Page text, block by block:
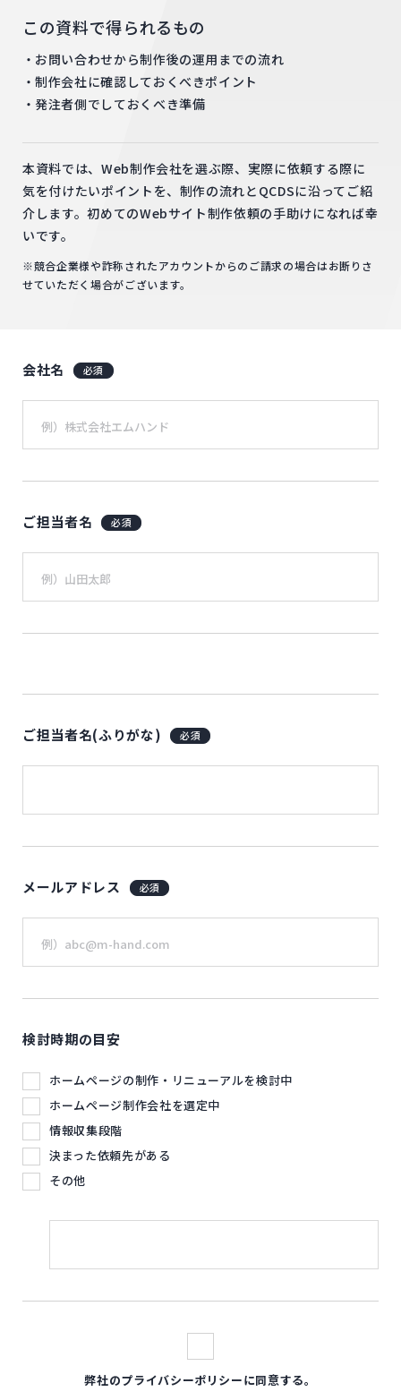
この資料で得られるもの
お問い合わせから制作後の運用までの流れ
制作会社に確認しておくべきポイント
発注者側でしておくべき準備
本資料では、Web制作会社を選ぶ際、実際に依頼する際に
気を付けたいポイントを、制作の流れとQCDSに沿ってご紹
介します。初めてのWebサイト制作依頼の手助けになれば幸
いです。
※競合企業様や詐称されたアカウントからのご請求の場合はお断りさ
せていただく場合がございます。
会社名 必須
ご担当者名 必須
ご担当者名(ふりがな) 必須
メールアドレス 必須
検討時期の目安
ホームページの制作・リニューアルを検討中
ホームページ制作会社を選定中
情報収集段階
決まった依頼先がある
その他
弊社のプライバシーポリシーに同意する。